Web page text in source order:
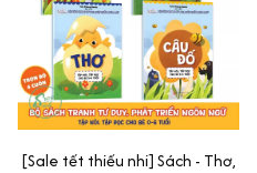
[Sale tết thiếu nhi] Sách - Thơ,